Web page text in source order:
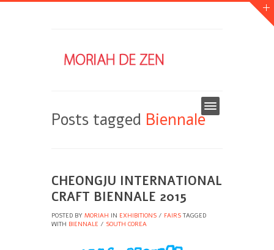
Posts tagged Biennale
CHEONGJU INTERNATIONAL
CRAFT BIENNALE 2015
POSTED BY MORIAH IN EXHIBITIONS / FAIRS TAGGED
WITH BIENNALE / SOUTH COREA